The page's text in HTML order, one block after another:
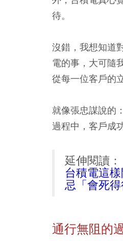
待。
沒錯，我想知道
電的事，大可隨
從每一位客戶的
就像張忠謀說的
過程中，客戶成
延伸閱讀：
台積電這
忌「會死得
通行無阻的